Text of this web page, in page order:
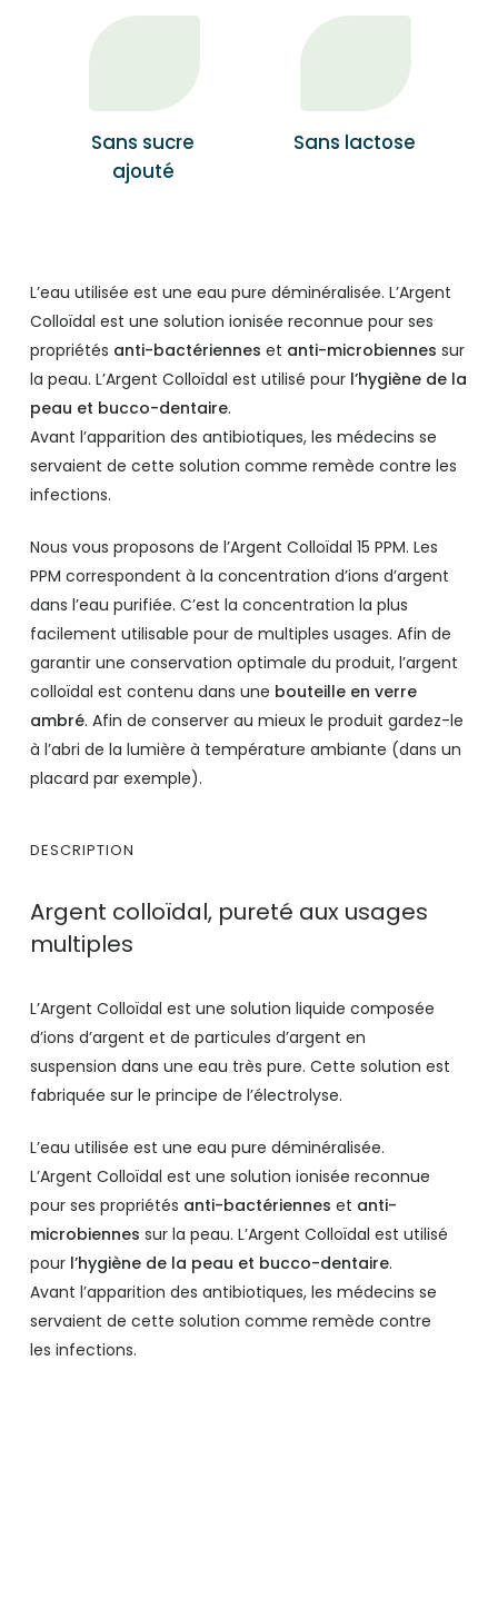
Sans sucre
ajouté
Sans lactose
DESCRIPTION
Argent colloïdal, pureté aux usages
multiples
L’Argent Colloïdal est une solution liquide composée
d’ions d’argent et de particules d’argent en
suspension dans une eau très pure. Cette solution est
fabriquée sur le principe de l’électrolyse.
L’eau utilisée est une eau pure déminéralisée.
L’Argent Colloïdal est une solution ionisée reconnue
pour ses propriétés anti-bactériennes et anti-
microbiennes sur la peau. L’Argent Colloïdal est utilisé
pour l’hygiène de la peau et bucco-dentaire.
Avant l’apparition des antibiotiques, les médecins se
servaient de cette solution comme remède contre
les infections.
L’eau utilisée est une eau pure déminéralisée. L’Argent
Colloïdal est une solution ionisée reconnue pour ses
propriétés anti-bactériennes et anti-microbiennes sur
la peau. L’Argent Colloïdal est utilisé pour l’hygiène de la
peau et bucco-dentaire.
Avant l’apparition des antibiotiques, les médecins se
servaient de cette solution comme remède contre les
infections.
Nous vous proposons de l’Argent Colloïdal 15 PPM. Les
PPM correspondent à la concentration d’ions d’argent
dans l’eau purifiée. C’est la concentration la plus
facilement utilisable pour de multiples usages. Afin de
garantir une conservation optimale du produit, l’argent
colloïdal est contenu dans une bouteille en verre
ambré. Afin de conserver au mieux le produit gardez-le
à l’abri de la lumière à température ambiante (dans un
placard par exemple).